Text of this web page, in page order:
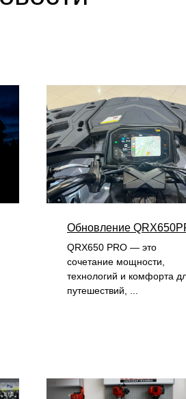
Обновление
QRX650 PRO — это
сочетание мощности,
технологий и комфорта
путешествий, ...